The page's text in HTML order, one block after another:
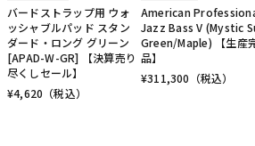
バードストラップ用 ウォ
ッシャブルパッド スタン
ダード・ロング グリーン
[APAD-W-GR] 【決算売り
尽くしセール】
¥4,620 （税込）
American
Jazz Bass V (Mystic
Green/Maple) 【生産
品】
¥311,300 （税込）